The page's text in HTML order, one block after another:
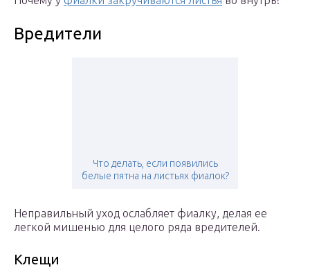
Вредители
Что делать, если появились
белые пятна на листьях фиалок?
Неправильный уход ослабляет фиалку, делая ее
легкой мишенью для целого ряда вредителей.
Клещи